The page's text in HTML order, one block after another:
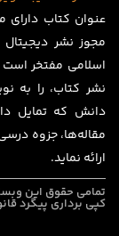
اسلامی مفتخر
نشر کتاب، را به
دانش که تمایل
مقاله‌ها، جزوه
ارائه نماید.
تمامی حقوق این
کپی برداری پیگرد